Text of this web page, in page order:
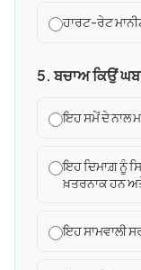
ਹਾਰਟ-ਰੇਟ
5. ਬਚਾਅ ਕਿਉਂ
ਇਹ ਸਮੇਂ ਦੇ ਨਾਲ
ਇਹ ਦਿਮਾਗ਼ ਨੂੰ
ਖ਼ਤਰਨਾਕ ਹਨ
ਇਹ ਸਾਮਵਾਲੀ